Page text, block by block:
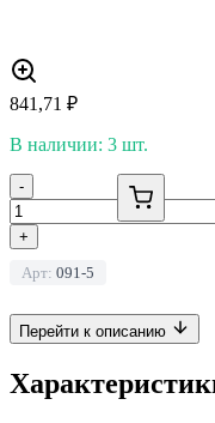
841,71 ₽
В наличии: 3 шт.
-
+
Арт: 091-5
Перейти к описанию